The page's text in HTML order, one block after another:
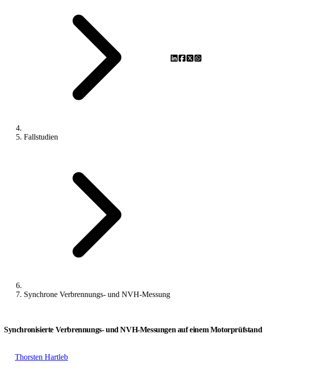
Fallstudien
Synchrone Verbrennungs- und NVH-Messung
Synchronisierte Verbrennungs- und NVH-Messungen auf einem Motorprüfstand
Thorsten Hartleb